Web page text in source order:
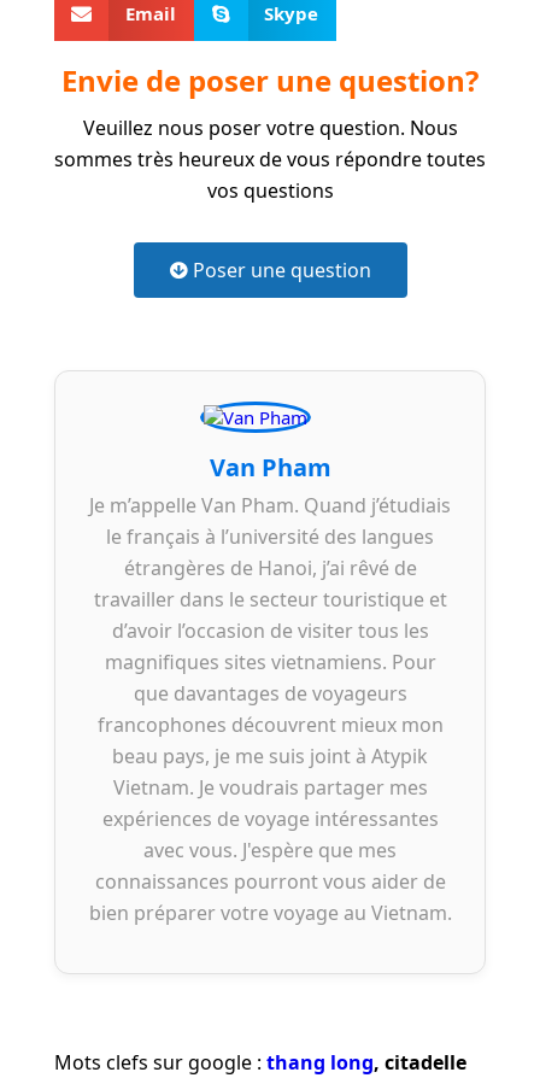
Email Skype
Envie de poser une question?
Veuillez nous poser votre question. Nous
sommes très heureux de vous répondre toutes
vos questions
Poser une question
Van Pham
Je m’appelle Van Pham. Quand j’étudiais
le français à l’université des langues
étrangères de Hanoi, j’ai rêvé de
travailler dans le secteur touristique et
d’avoir l’occasion de visiter tous les
magnifiques sites vietnamiens. Pour
que davantages de voyageurs
francophones découvrent mieux mon
beau pays, je me suis joint à Atypik
Vietnam. Je voudrais partager mes
expériences de voyage intéressantes
avec vous. J'espère que mes
connaissances pourront vous aider de
bien préparer votre voyage au Vietnam.
Mots clefs sur google : thang long, citadelle